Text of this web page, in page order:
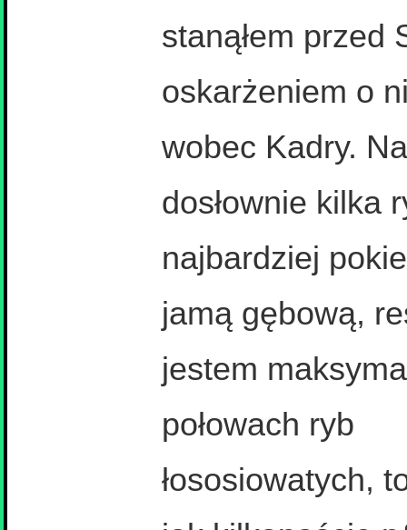
stanąłem przed
oskarżeniem o
wobec Kadry.
dosłownie kilka
najbardziej
jamą gębową,
jestem
połowach ryb
łososiowatych,